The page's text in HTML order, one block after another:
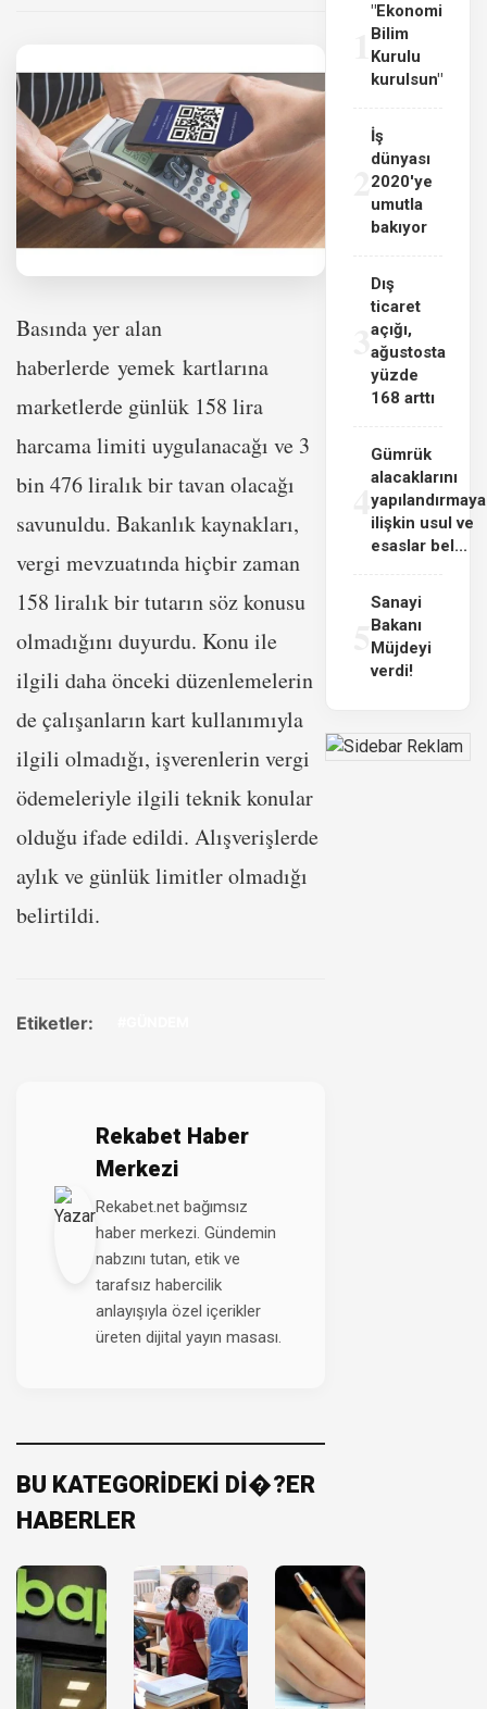
Basında yer alan
haberlerde yemek kartlarına
marketlerde günlük 158 lira
harcama limiti uygulanacağı ve 3
bin 476 liralık bir tavan olacağı
savunuldu. Bakanlık kaynakları,
vergi mevzuatında hiçbir zaman
158 liralık bir tutarın söz konusu
olmadığını duyurdu. Konu ile
ilgili daha önceki düzenlemelerin
de çalışanların kart kullanımıyla
ilgili olmadığı, işverenlerin vergi
ödemeleriyle ilgili teknik konular
olduğu ifade edildi. Alışverişlerde
aylık ve günlük limitler olmadığı
belirtildi.
Etiketler:
Rekabet Haber
Merkezi
Rekabet.net bağımsız
haber merkezi. Gündemin
nabzını tutan, etik ve
tarafsız habercilik
anlayışıyla özel içerikler
üreten dijital yayın masası.
BU KATEGORİDEKİ Dİ�?ER
HABERLER
"Ekonomi
Bilim
Kurulu
kurulsun"
İş
dünyası
2020'ye
umutla
bakıyor
3
Dış
ticaret
açığı,
ağustosta
yüzde
168 arttı
4
Gümrük
alacaklarını
yapılandırmaya
ilişkin usul ve
esaslar bel...
Sanayi
Bakanı
Müjdeyi
verdi!